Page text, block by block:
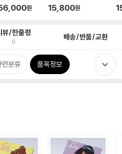
원
50
15,800원
뷰/한줄평
0 배송/반품/교환
련분류 품목정보